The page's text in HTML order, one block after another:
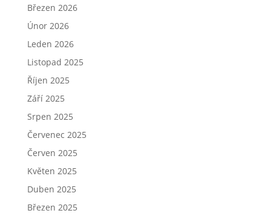
Březen 2026
Únor 2026
Leden 2026
Listopad 2025
Říjen 2025
Září 2025
Srpen 2025
Červenec 2025
Červen 2025
Květen 2025
Duben 2025
Březen 2025